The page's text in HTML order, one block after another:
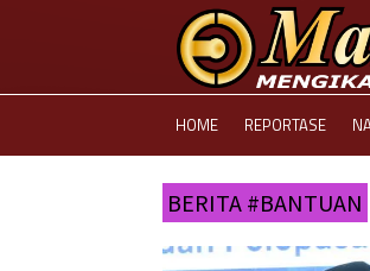
HOME REPORTASE
BERITA #BANTUAN